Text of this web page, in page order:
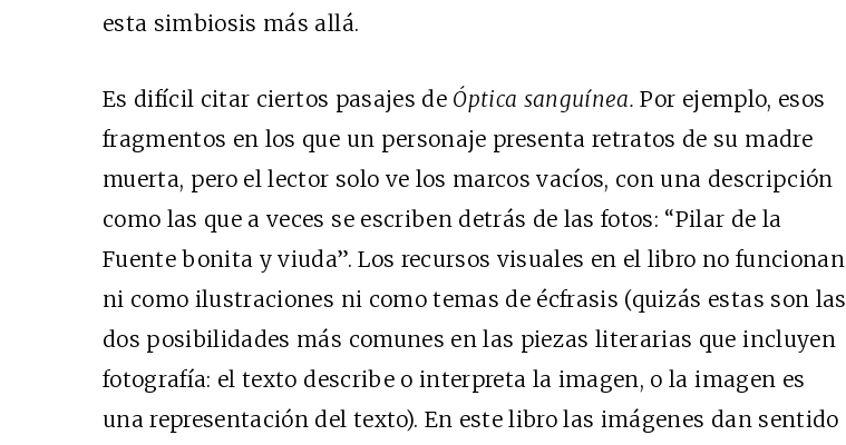
esta simbiosis más allá.
Es difícil citar ciertos pasajes de Óptica sanguínea. Por ejemplo, esos
fragmentos en los que un personaje presenta retratos de su madre
muerta, pero el lector solo ve los marcos vacíos, con una descripción
como las que a veces se escriben detrás de las fotos: “Pilar de la
Fuente bonita y viuda”. Los recursos visuales en el libro no funcionan
ni como ilustraciones ni como temas de écfrasis (quizás estas son las
dos posibilidades más comunes en las piezas literarias que incluyen
fotografía: el texto describe o interpreta la imagen, o la imagen es
una representación del texto). En este libro las imágenes dan sentido